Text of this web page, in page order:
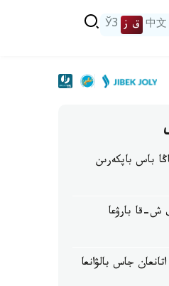
中文 ق ز ЎЗ
باس باپكەرىن
ش-قا بارۋعا
جاس بالۋانعا